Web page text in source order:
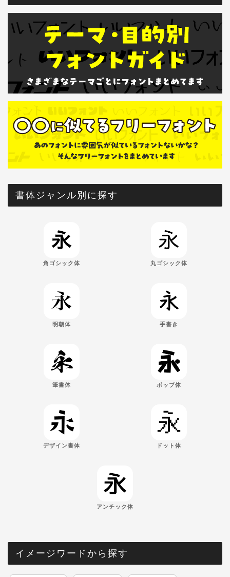
書体ジャンル別に探す
角ゴシック体 丸ゴシック体
明朝体 手書き
筆書体 ポップ体
デザイン書体 ドット体
アンチック体
イメージワードから探す